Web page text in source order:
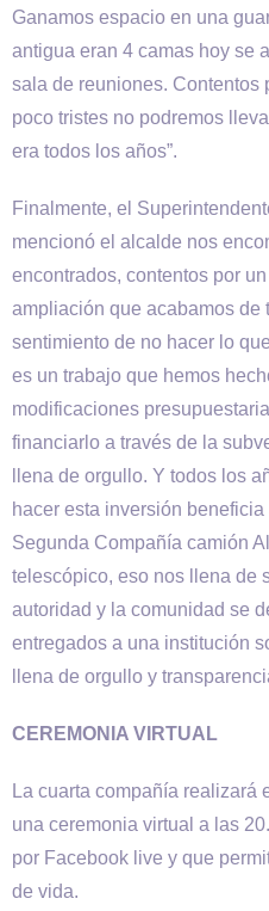
Ganamos espacio en una
antigua eran 4 camas hoy se
sala de reuniones. Contentos
poco tristes no podremos
era todos los años”.
Finalmente, el
mencionó el alcalde nos
encontrados, contentos por
ampliación que acabamos de
sentimiento de no hacer lo
es un trabajo que hemos
modificaciones
financiarlo a través de la
llena de orgullo. Y todos los
hacer esta inversión
Segunda Compañía camión
telescópico, eso nos llena de
autoridad y la comunidad se
entregados a una institución
llena de orgullo y
CEREMONIA VIRTUAL
La cuarta compañía realizará
una ceremonia virtual a las
por Facebook live y que
de vida.